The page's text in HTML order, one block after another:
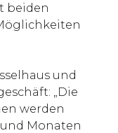
beiden
und
„Die
werden
Monaten